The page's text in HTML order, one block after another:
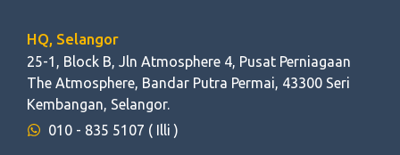
HQ, Selangor
25-1, Block B, Jln Atmosphere 4, Pusat Perniagaan
The Atmosphere, Bandar Putra Permai, 43300 Seri
Kembangan, Selangor.
010 - 835 5107 ( Illi )